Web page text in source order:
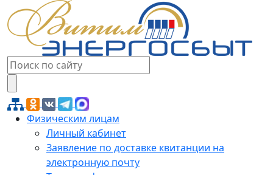
Физическим лицам
Личный кабинет
Заявление по доставке квитанции на
электронную почту